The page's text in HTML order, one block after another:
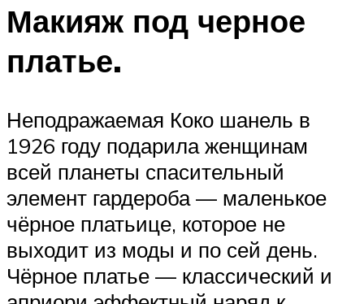
Макияж под черное
платье.
Неподражаемая Коко шанель в
1926 году подарила женщинам
всей планеты спасительный
элемент гардероба — маленькое
чёрное платьице, которое не
выходит из моды и по сей день.
Чёрное платье — классический и